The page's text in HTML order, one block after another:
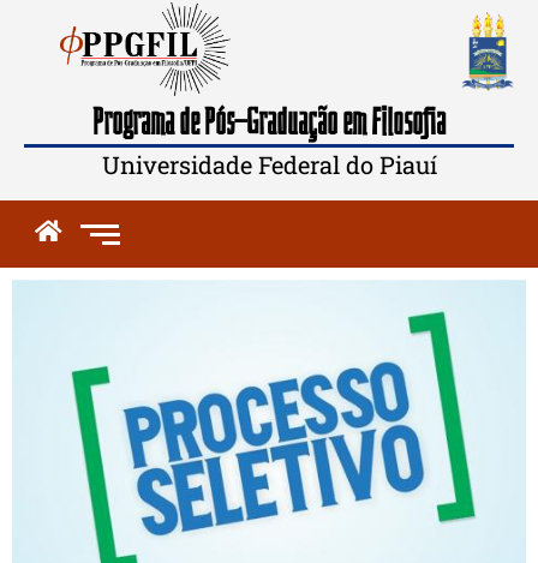
Programa de Pós-Graduação em Filosofia
Universidade Federal do Piauí